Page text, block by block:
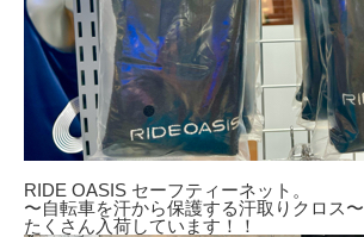
RIDE OASIS セーフティーネット。
〜自転車を汗から保護する汗取りクロス〜
たくさん入荷しています！！